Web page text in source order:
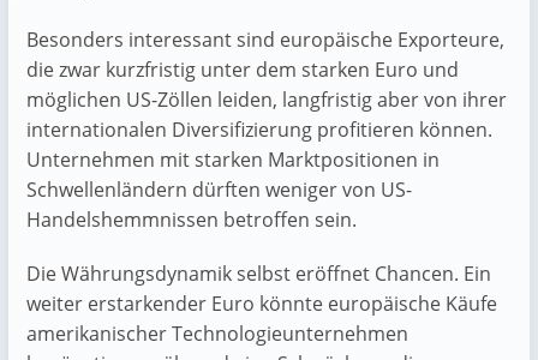
Besonders interessant sind europäische Exporteure,
die zwar kurzfristig unter dem starken Euro und
möglichen US-Zöllen leiden, langfristig aber von ihrer
internationalen Diversifizierung profitieren können.
Unternehmen mit starken Marktpositionen in
Schwellenländern dürften weniger von US-
Handelshemmnissen betroffen sein.
Die Währungsdynamik selbst eröffnet Chancen. Ein
weiter erstarkender Euro könnte europäische Käufe
amerikanischer Technologieunternehmen